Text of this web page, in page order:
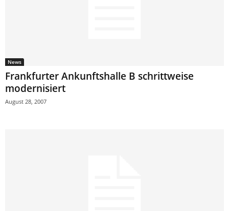
News
Frankfurter Ankunftshalle B schrittweise
modernisiert
August 28, 2007